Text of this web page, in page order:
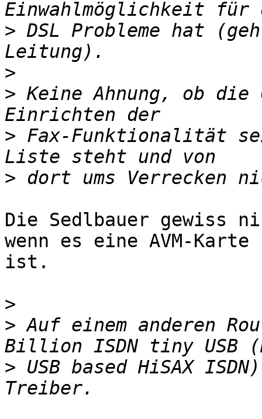
> DSL Probleme hat
>
> Keine Ahnung, ob die
> Fax-Funktionalität
>
Die Sedlbauer gewiss
wenn es eine AVM-Karte
ist.
>
> Auf einem anderen
> USB based HiSAX